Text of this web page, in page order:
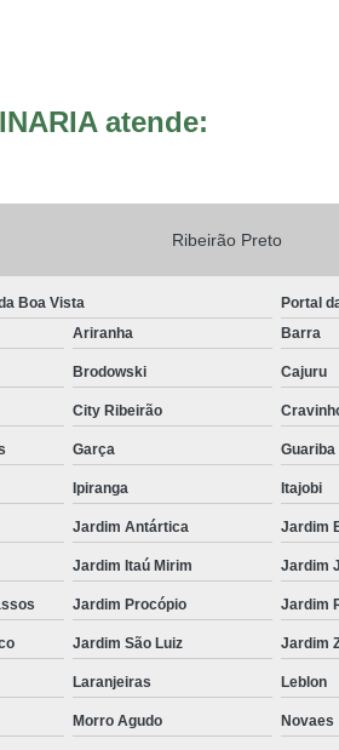
atende:
Ribeirão Preto
Boa Vista
Portal
Ariranha Barra
Brodowski Cajuru
City Ribeirão
Garça Guariba
Ipiranga Itajobi
Jardim Antártica Jardim
Jardim Itaú Mirim Jardim
Jardim Procópio Jardim
Jardim São Luiz Jardim
Laranjeiras Leblon
Morro Agudo Novaes